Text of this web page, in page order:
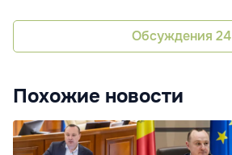
Обсуждения 24
Похожие новости